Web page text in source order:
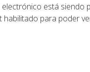
está siendo
habilitado para poder